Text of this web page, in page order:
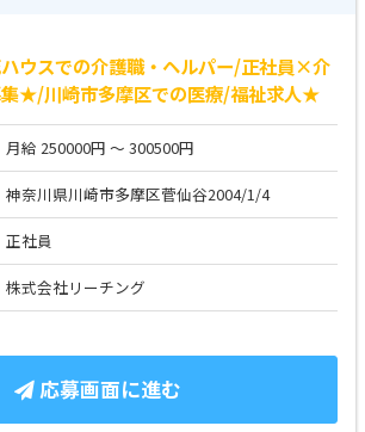
ウスでの介護職・ヘルパー/正社員×介
★/川崎市多摩区での医療/福祉求人★
月給 250000円 ～ 300500円
神奈川県川崎市多摩区菅仙谷2004/1/4
正社員
株式会社リーチング
応募画面に進む